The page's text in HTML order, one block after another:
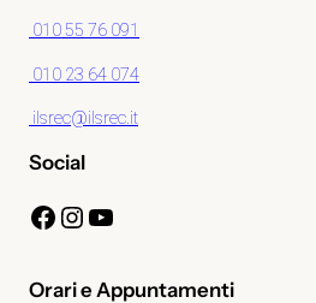
010 55 76 091
010 23 64 074
ilsrec@ilsrec.it
Social
Facebook InstagramYouTube
Orari e Appuntamenti